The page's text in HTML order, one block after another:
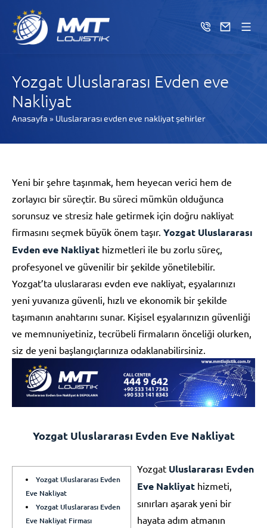
Yozgat Uluslararası Evden eve
Nakliyat
Anasayfa » Uluslararası evden eve nakliyat şehirler
Yeni bir şehre taşınmak, hem heyecan verici hem de
zorlayıcı bir süreçtir. Bu süreci mümkün olduğunca
sorunsuz ve stresiz hale getirmek için doğru nakliyat
firmasını seçmek büyük önem taşır. Yozgat Uluslararası
Evden eve Nakliyat hizmetleri ile bu zorlu süreç,
profesyonel ve güvenilir bir şekilde yönetilebilir.
Yozgat’ta uluslararası evden eve nakliyat, eşyalarınızı
yeni yuvanıza güvenli, hızlı ve ekonomik bir şekilde
taşımanın anahtarını sunar. Kişisel eşyalarınızın güvenliği
ve memnuniyetiniz, tecrübeli firmaların önceliği olurken,
siz de yeni başlangıçlarınıza odaklanabilirsiniz.
Yozgat Uluslararası Evden Eve Nakliyat
Yozgat Uluslararası Evden
Eve Nakliyat
Yozgat Uluslararası Evden
Eve Nakliyat Firması
Yozgat Uluslararası Evden
Eve Nakliyat hizmeti,
sınırları aşarak yeni bir
hayata adım atmanın